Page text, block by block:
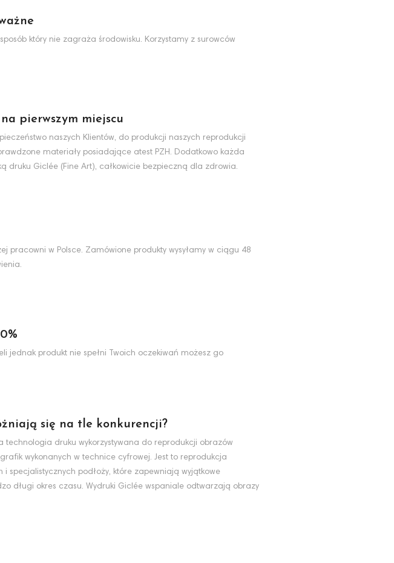
który nie zagraża środowisku. Korzystamy z surowców
pierwszym miejscu
naszych Klientów, do produkcji naszych reprodukcji
materiały posiadające atest PZH. Dodatkowo każda
druku Giclée (Fine Art), całkowicie bezpieczną dla zdrowia.
pracowni w Polsce. Zamówione produkty wysyłamy w ciągu 48
jednak produkt nie spełni Twoich oczekiwań możesz go
się na tle konkurencji?
technologia druku wykorzystywana do reprodukcji obrazów
wykonanych w technice cyfrowej. Jest to reprodukcja
specjalistycznych podłoży, które zapewniają wyjątkowe
długi okres czasu. Wydruki Giclée wspaniale odtwarzają obrazy